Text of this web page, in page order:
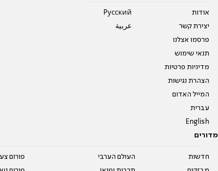
אודות
יצירת קשר
פרסמו אצלנו
תנאי שימוש
מדיניות פרטיות
הצהרת נגישות
המייל האדום
עברית
English
Pусский
عربية
מדורים
חדשות
העולם הערבי
פורום